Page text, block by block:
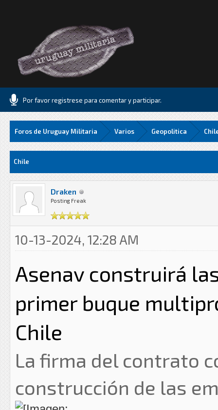
Por favor registrese para comentar y participar.
Foros de Uruguay Militaria Varios Geopolitica
MediaChile
Draken
Posting Freak
10-13-2024, 12:28 AM
Asenav construirá
primer buque
Chile
La firma del contrato
construcción de las